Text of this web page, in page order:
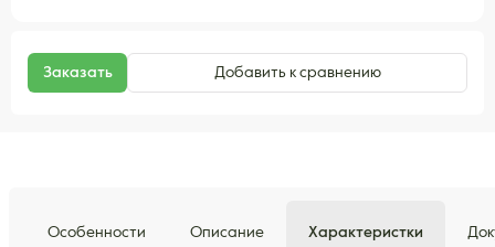
Заказать Добавить к сравнению
Особенности Описание Характеристки